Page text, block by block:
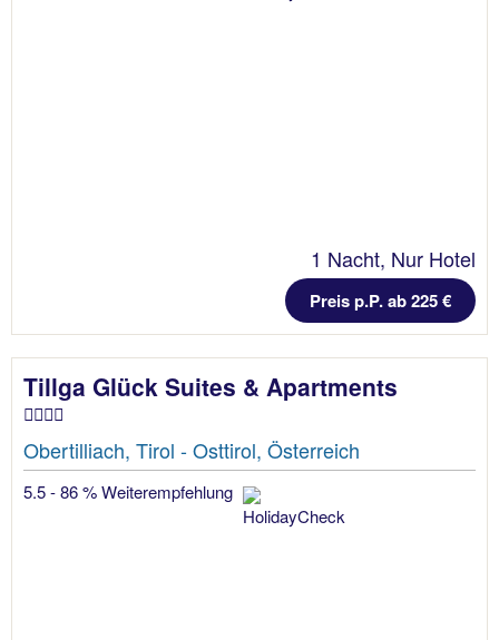
1 Nacht, Nur Hotel
Preis p.P. ab 225 €
Tillga Glück Suites & Apartments
Obertilliach, Tirol - Osttirol, Österreich
5.5 - 86 % Weiterempfehlung